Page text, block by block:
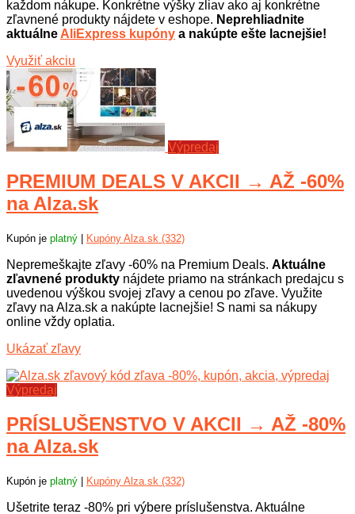
každom nákupe. Konkrétne výšky zliav ako aj konkrétne
zľavnené produkty nájdete v eshope. Neprehliadnite
aktuálne AliExpress kupóny a nakúpte ešte lacnejšie!
Využiť akciu
Výpredaj
PREMIUM DEALS V AKCII → AŽ -60%
na Alza.sk
Kupón je platný Kupóny Alza.sk (332)
Nepremeškajte zľavy -60% na Premium Deals. Aktuálne
zľavnené produkty nájdete priamo na stránkach predajcu s
uvedenou výškou svojej zľavy a cenou po zľave. Využite
zľavy na Alza.sk a nakúpte lacnejšie! S nami sa nákupy
online vždy oplatia.
Ukázať zľavy
Výpredaj
PRÍSLUŠENSTVO V AKCII → AŽ -80%
na Alza.sk
Kupón je platný Kupóny Alza.sk (332)
Ušetrite teraz -80% pri výbere príslušenstva. Aktuálne